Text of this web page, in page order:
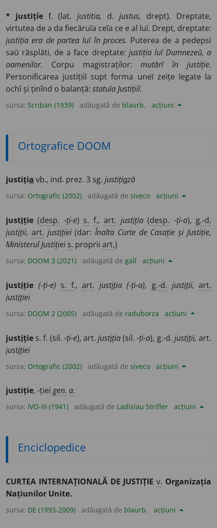
* justițíe f. (lat. justitia, d. justus, drept). Dreptate,
virtutea de a da fiecăruĭa ceĭa ce e al luĭ. Drept, dreptate:
justiția era de partea luĭ în proces. Puterea de a pedepsi
saŭ răsplăti, de a face dreptate: justiția luĭ Dumnezeŭ, a
oamenilor. Corpu magistraților:mutărĭ în justiție.
Personificarea justițiiĭ supt forma uneĭ zeițe legate la
ochĭ și ținînd o balanță: statuĭa Justițiiĭ.
sursa: Scriban (1939) adăugată de blaurb. acțiuni
Ortografice DOOM
justiția vb., ind. prez. 3 sg. justițiază
sursa: Ortografic (2002) adăugată de siveco acțiuni
justiție (desp. -ți-e) s. f.,art. justiția(desp. -ți-a), g.-d.
justiții, art. justiției(dar:Înalta Curte de Casație și Justiție,
Ministerul Justiției s. proprii art.)
sursa: DOOM 3 (2021) adăugată de gall acțiuni
justiție (-ți-e) s. f.,art. justiția (-ți-a), g.-d. justiții, art.
justiției
sursa: DOOM 2 (2005) adăugată de raduborza acțiuni
justiție s. f. (sil. -ți-e), art.justiția(sil.-ți-a), g.-d. justiții, art.
justiției
sursa: Ortografic (2002) adăugată de siveco acțiuni
justiție, -ției gen. a.
sursa: IVO-III (1941) adăugată de Ladislau Strifler acțiuni
Enciclopedice
CURTEA INTERNAȚIONALĂ DE JUSTIȚIE v. Organizația
Națiunilor Unite.
sursa: DE (1993-2009) adăugată de blaurb. acțiuni